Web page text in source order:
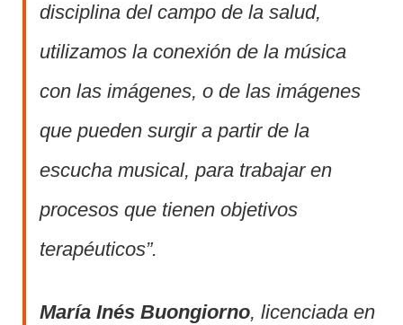
disciplina del campo de la salud,
utilizamos la conexión de la música
con las imágenes, o de las imágenes
que pueden surgir a partir de la
escucha musical, para trabajar en
procesos que tienen objetivos
terapéuticos”.
María Inés Buongiorno, licenciada en